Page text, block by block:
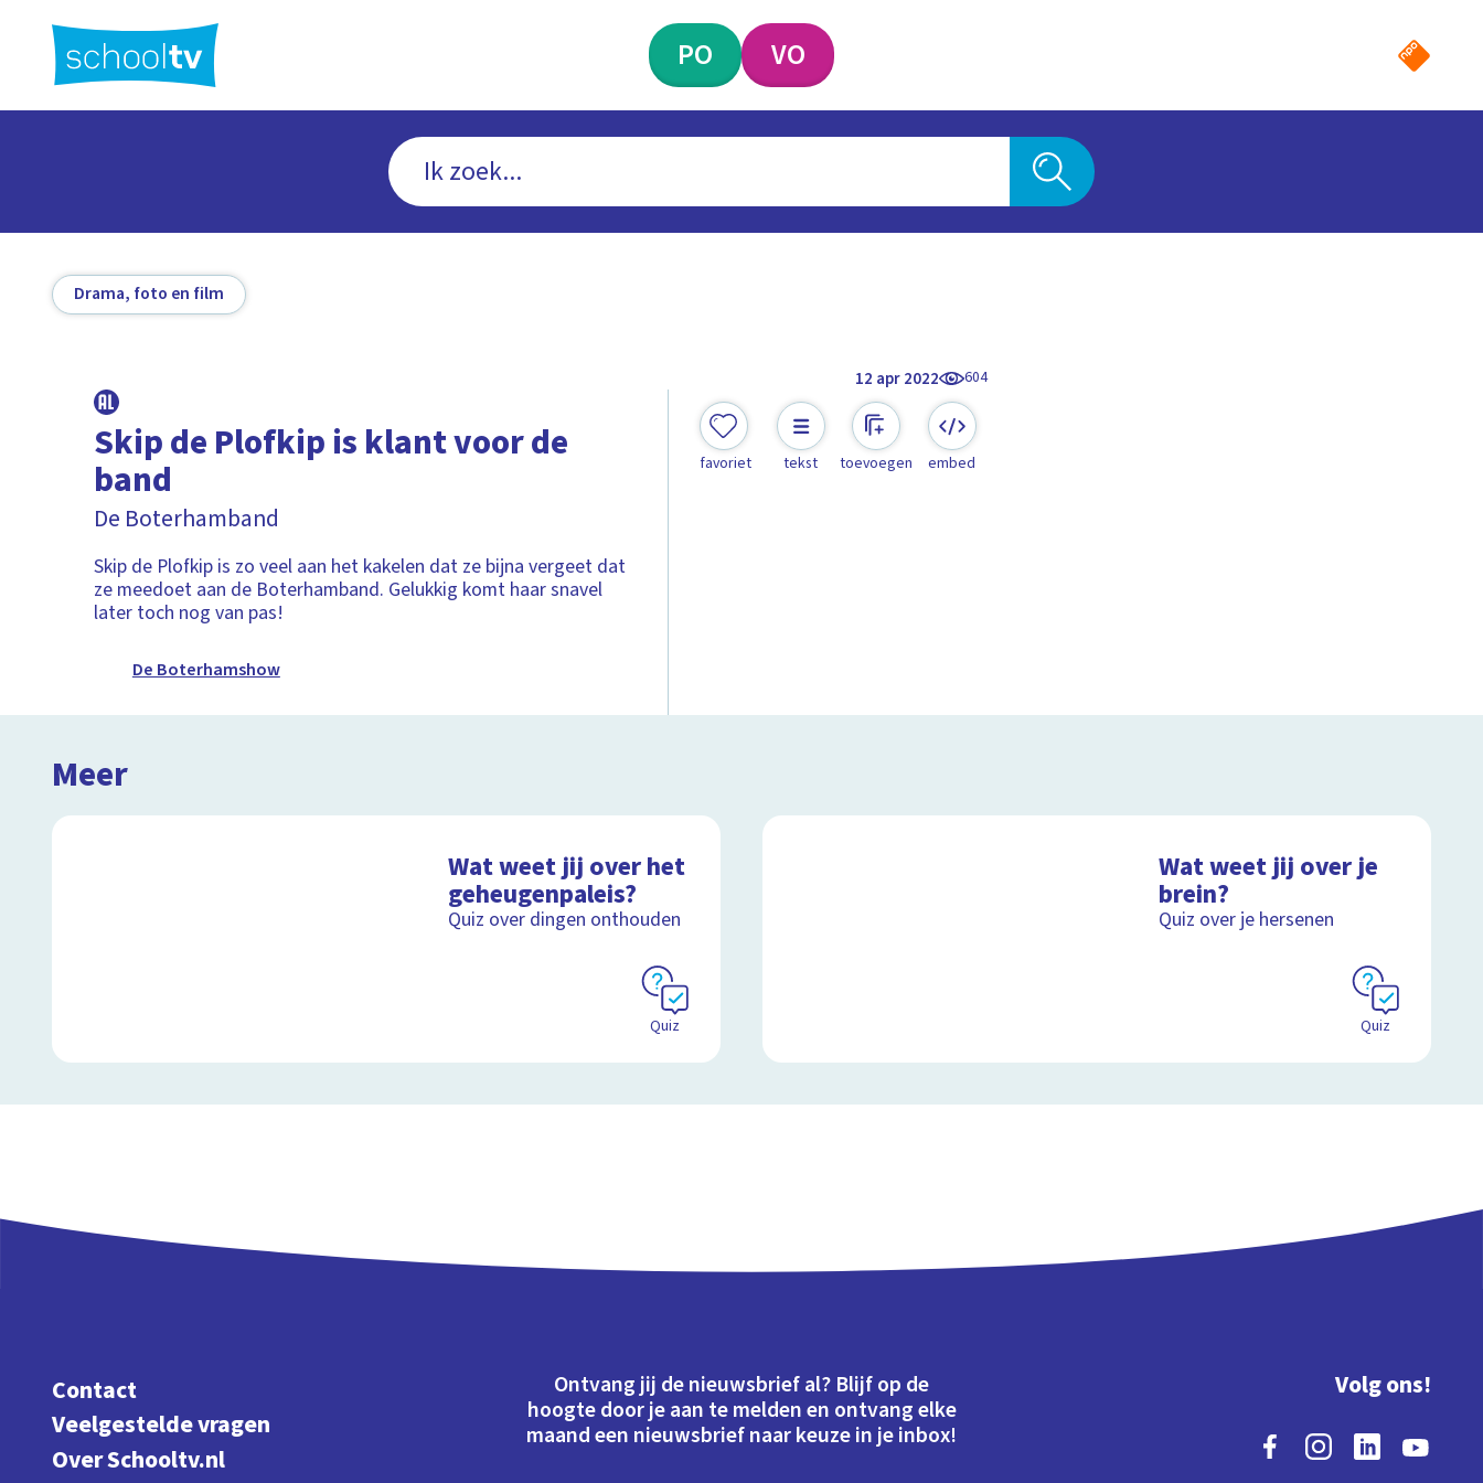
hoofdinhoud
PO VO
Drama, foto en film
12 apr 2022 604
Skip de Plofkip is klant voor de
band
De Boterhamband
Skip de Plofkip is zo veel aan het kakelen dat ze bijna vergeet dat
ze meedoet aan de Boterhamband. Gelukkig komt haar snavel
later toch nog van pas!
De Boterhamshow
favoriet tekst toevoegen embed
Meer
Wat weet jij over het
geheugenpaleis?
Quiz over dingen onthouden
Quiz
Wat weet jij over je
brein?
Quiz over je hersenen
Quiz
Contact
Veelgestelde vragen
Over Schooltv.nl
Ontvang jij de nieuwsbrief al? Blijf op de
hoogte door je aan te melden en ontvang elke
maand een nieuwsbrief naar keuze in je inbox!
Volg ons!